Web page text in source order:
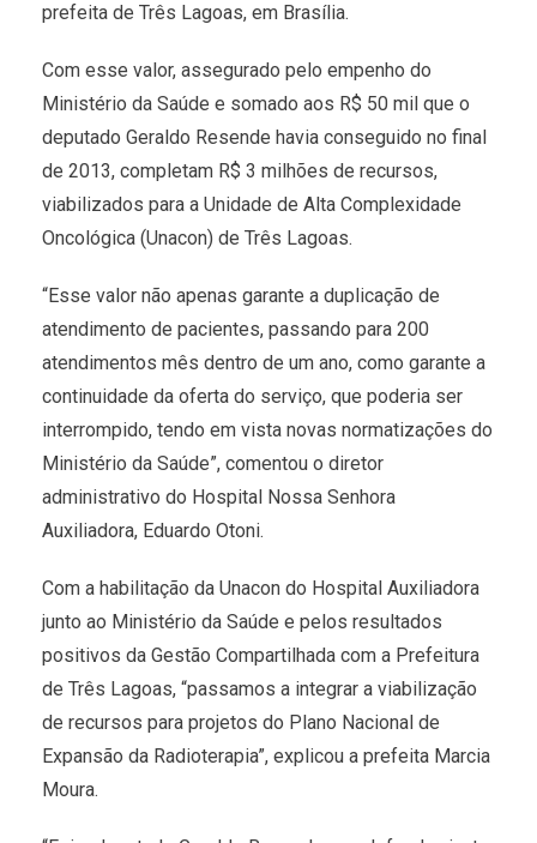
prefeita de Três Lagoas, em Brasília.
Com esse valor, assegurado pelo empenho do
Ministério da Saúde e somado aos R$ 50 mil que o
deputado Geraldo Resende havia conseguido no final
de 2013, completam R$ 3 milhões de recursos,
viabilizados para a Unidade de Alta Complexidade
Oncológica (Unacon) de Três Lagoas.
“Esse valor não apenas garante a duplicação de
atendimento de pacientes, passando para 200
atendimentos mês dentro de um ano, como garante a
continuidade da oferta do serviço, que poderia ser
interrompido, tendo em vista novas normatizações do
Ministério da Saúde”, comentou o diretor
administrativo do Hospital Nossa Senhora
Auxiliadora, Eduardo Otoni.
Com a habilitação da Unacon do Hospital Auxiliadora
junto ao Ministério da Saúde e pelos resultados
positivos da Gestão Compartilhada com a Prefeitura
de Três Lagoas, “passamos a integrar a viabilização
de recursos para projetos do Plano Nacional de
Expansão da Radioterapia”, explicou a prefeita Marcia
Moura.